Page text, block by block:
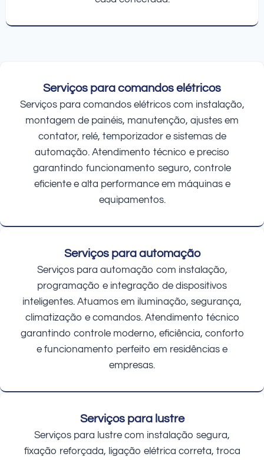
Serviços para comandos elétricos
Serviços para comandos elétricos com instalação,
montagem de painéis, manutenção, ajustes em
contator, relé, temporizador e sistemas de
automação. Atendimento técnico e preciso
garantindo funcionamento seguro, controle
eficiente e alta performance em máquinas e
equipamentos.
Serviços para automação
Serviços para automação com instalação,
programação e integração de dispositivos
inteligentes. Atuamos em iluminação, segurança,
climatização e comandos. Atendimento técnico
garantindo controle moderno, eficiência, conforto
e funcionamento perfeito em residências e
empresas.
Serviços para lustre
Serviços para lustre com instalação segura,
fixação reforçada, ligação elétrica correta, troca